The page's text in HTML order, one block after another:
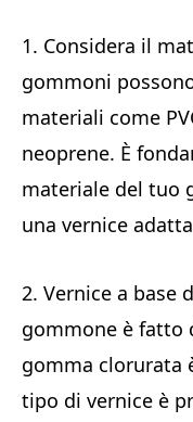
1. Considera il
gommoni
materiali come
neoprene. È
materiale del tuo
una vernice
2. Vernice a base
gommone è fatto
gomma clorurata
tipo di vernice è